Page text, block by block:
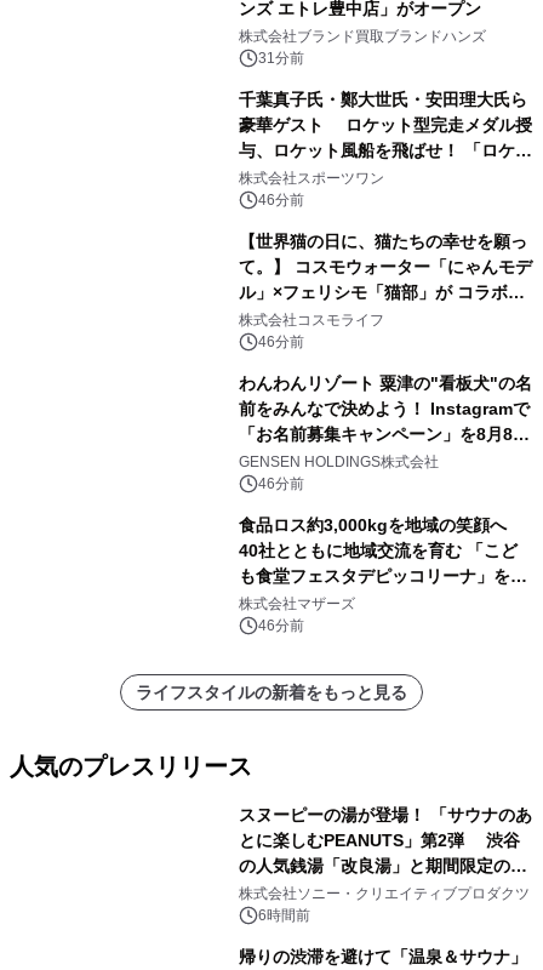
ンズ エトレ豊中店」がオープン
株式会社ブランド買取ブランドハンズ
31分前
千葉真子氏・鄭大世氏・安田理大氏ら
豪華ゲスト ロケット型完走メダル授
与、ロケット風船を飛ばせ！ 「ロケッ
トマラソン2026」開催
株式会社スポーツワン
46分前
【世界猫の日に、猫たちの幸せを願っ
て。】 コスモウォーター「にゃんモデ
ル」×フェリシモ「猫部」が コラボキ
ャンペーンを実施
株式会社コスモライフ
46分前
わんわんリゾート 粟津の"看板犬"の名
前をみんなで決めよう！ Instagramで
「お名前募集キャンペーン」を8月8日
(土)より開催
GENSEN HOLDINGS株式会社
46分前
食品ロス約3,000kgを地域の笑顔へ
40社とともに地域交流を育む 「こど
も食堂フェスタデピッコリーナ」を9
月5日(土)開催
株式会社マザーズ
46分前
ライフスタイルの新着をもっと見る
人気のプレスリリース
スヌーピーの湯が登場！ 「サウナのあ
とに楽しむPEANUTS」第2弾 渋谷
の人気銭湯「改良湯」と期間限定のコ
ラボレーション サウナイキタイコラ
ボグッズも発売決定！
株式会社ソニー・クリエイティブプロダクツ
6時間前
帰りの渋滞を避けて「温泉＆サウナ」